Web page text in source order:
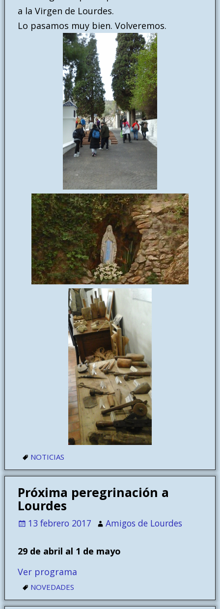
a la Virgen de Lourdes.
Lo pasamos muy bien. Volveremos.
NOTICIAS
Próxima peregrinación a
Lourdes
13 febrero 2017 Amigos de Lourdes
29 de abril al 1 de mayo
Ver programa
NOVEDADES